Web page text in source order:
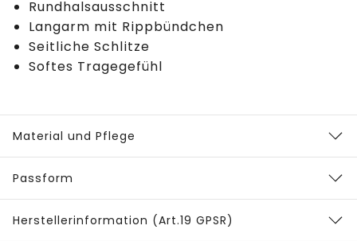
Rundhalsausschnitt
Langarm mit Rippbündchen
Seitliche Schlitze
Softes Tragegefühl
Material und Pflege
Passform
Herstellerinformation (Art.19 GPSR)